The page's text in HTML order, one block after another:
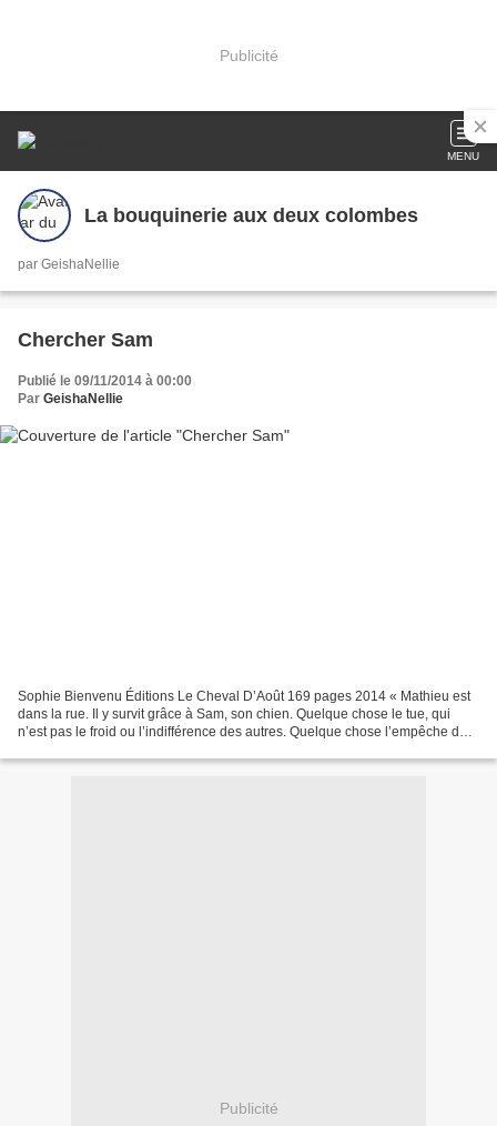
Publicité
MENU
La bouquinerie aux deux colombes
par GeishaNellie
Chercher Sam
Publié le 09/11/2014 à 00:00
Par GeishaNellie
Sophie Bienvenu Éditions Le Cheval D’Août 169 pages 2014 « Mathieu est
dans la rue. Il y survit grâce à Sam, son chien. Quelque chose le tue, qui
n’est pas le froid ou l’indifférence des autres. Quelque chose l’empêche de
Publicité